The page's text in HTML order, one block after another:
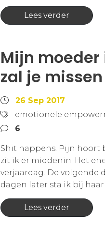
Lees verder
Mijn moeder
zal je missen
26 Sep 2017
emotionele
6
Shit happens. Pijn hoort
zit ik er middenin. Het
verjaardag. De volgende
dagen later sta ik bij haar
Lees verder